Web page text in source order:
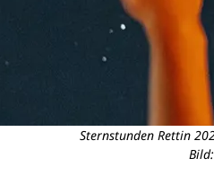
Sternstunden Rettin